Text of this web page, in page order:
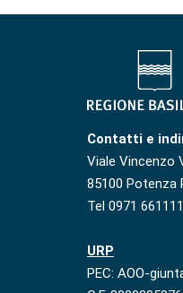
Contatti e
Viale Vincenzo
85100 Potenza
Tel 0971 661111
URP
PEC: AOO-